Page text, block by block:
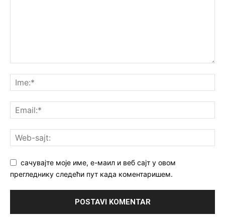
сачувајте моје име, е-маил и веб сајт у овом
прегледнику следећи пут када коментаришем.